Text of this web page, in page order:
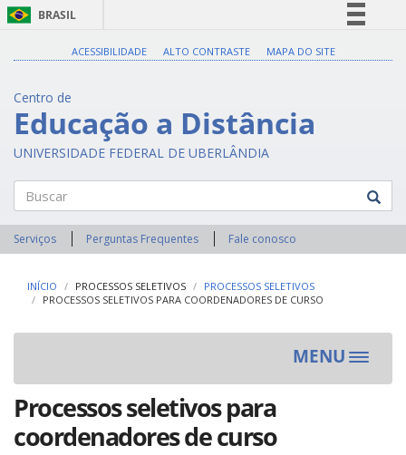
BRASIL
Acesso à informação
Legislação
Canais
ACESSIBILIDADE ALTO CONTRASTE MAPA DO SITE
Centro de
Educação a Distância
UNIVERSIDADE FEDERAL DE UBERLÂNDIA
Buscar
Serviços Perguntas Frequentes Fale conosco
INÍCIO PROCESSOS SELETIVOS
PROCESSOS SELETIVOS
PROCESSOS SELETIVOS PARA COORDENADORES DE CURSO
MENU
Toggle
Processos seletivos para
coordenadores de curso